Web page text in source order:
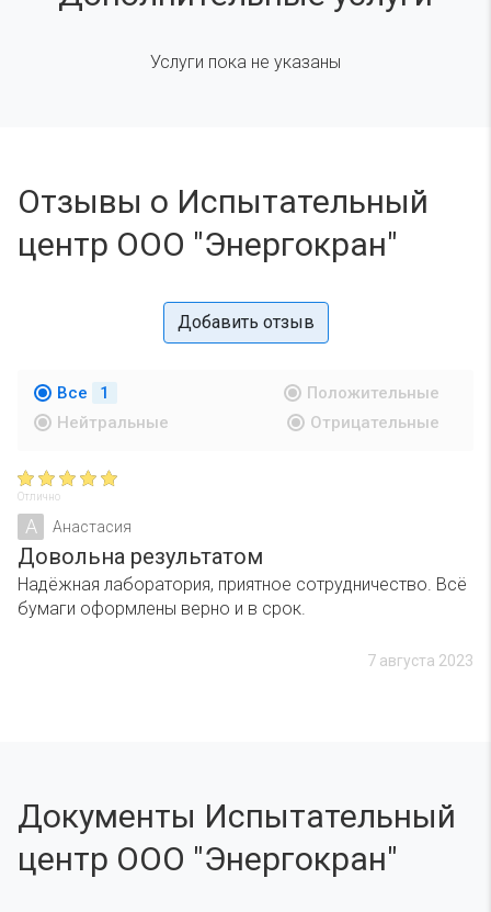
Услуги пока не указаны
Отзывы о Испытательный
центр ООО "Энергокран"
Добавить отзыв
Все 1
Положительные
Нейтральные
Отрицательные
Отлично
А Анастасия
Довольна результатом
Надёжная лаборатория, приятное сотрудничество. Всё
бумаги оформлены верно и в срок.
7 августа 2023
Документы Испытательный
центр ООО "Энергокран"